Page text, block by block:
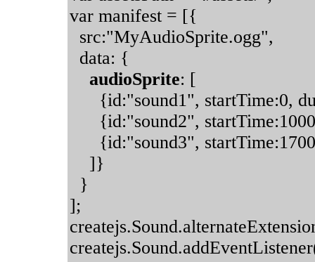
var manifest = [{
src:"MyAudioSprite.ogg",
data: {
audioSprite: [
{id:"sound1", startTime:0,
{id:"sound2",
{id:"sound3",
]}
}
];